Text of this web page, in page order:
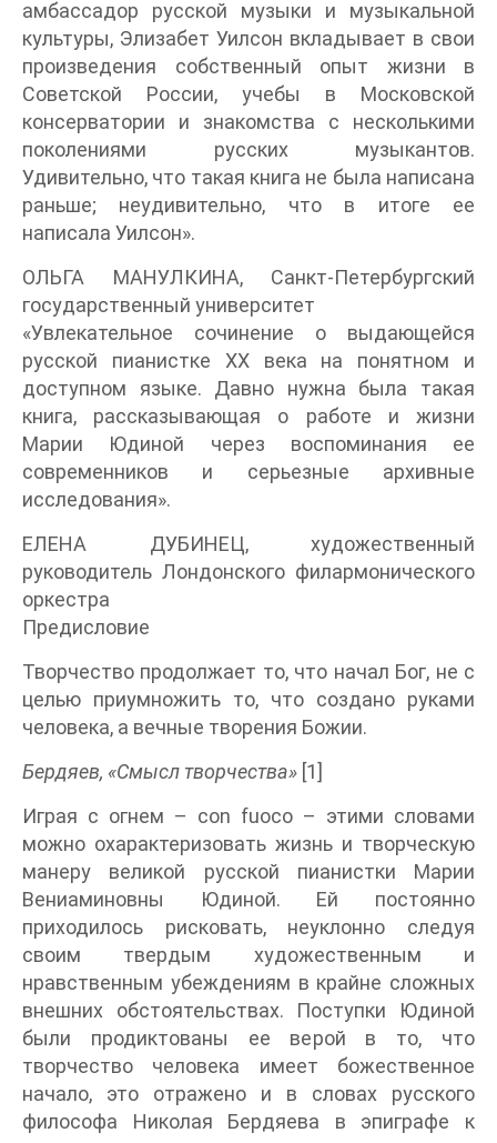
амбассадор русской музыки и музыкальной
культуры, Элизабет Уилсон вкладывает в свои
произведения собственный опыт жизни в
Советской России, учебы в Московской
консерватории и знакомства с несколькими
поколениями русских музыкантов.
Удивительно, что такая книга не была написана
раньше; неудивительно, что в итоге ее
написала Уилсон».
ОЛЬГА МАНУЛКИНА, Санкт-Петербургский
государственный университет
«Увлекательное сочинение о выдающейся
русской пианистке ХХ века на понятном и
доступном языке. Давно нужна была такая
книга, рассказывающая о работе и жизни
Марии Юдиной через воспоминания ее
современников и серьезные архивные
исследования».
ЕЛЕНА ДУБИНЕЦ, художественный
руководитель Лондонского филармонического
оркестра
Предисловие
Творчество продолжает то, что начал Бог, не с
целью приумножить то, что создано руками
человека, а вечные творения Божии.
Бердяев, «Смысл творчества» [1]
Играя с огнем – con fuoco – этими словами
можно охарактеризовать жизнь и творческую
манеру великой русской пианистки Марии
Вениаминовны Юдиной. Ей постоянно
приходилось рисковать, неуклонно следуя
своим твердым художественным и
нравственным убеждениям в крайне сложных
внешних обстоятельствах. Поступки Юдиной
были продиктованы ее верой в то, что
творчество человека имеет божественное
начало, это отражено и в словах русского
философа Николая Бердяева в эпиграфе к